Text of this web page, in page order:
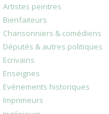
Artistes peintres
Bienfaiteurs
Chansonniers & comédiens
Députés & autres politiques
Ecrivains
Enseignes
Evénements historiques
Imprimeurs